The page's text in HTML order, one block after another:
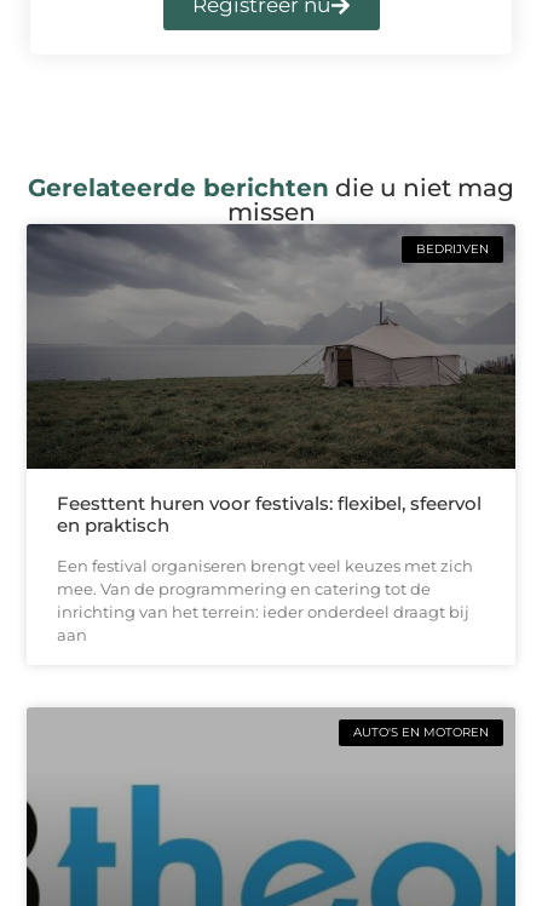
Gerelateerde berichten die u niet mag
missen
BEDRIJVEN
Feesttent huren voor festivals: flexibel, sfeervol
en praktisch
Een festival organiseren brengt veel keuzes met zich
mee. Van de programmering en catering tot de
inrichting van het terrein: ieder onderdeel draagt bij
aan
AUTO'S EN MOTOREN